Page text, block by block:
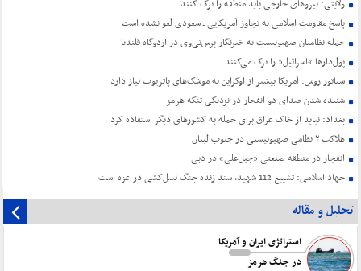
ولایتی: نیروهای خارجی باید منطقه را ترک کنند
پاسخ مقاومت اسلامی به تجاوز آمریکایی ـ سعودی لغو نشده است
حمله نظامیان صهیونیست به خبرنگار پرس‌تی‌وی در اردوگاه قلندیا
پول‌دارها “اسرائیل” را ترک می‌کنند
سناتور روس: آمریکا بیشتر از اوکراین به موشک‌های پاتریوت نیاز دارد
شنیده شدن صدای دو انفجار در نزدیکی تنگه هرمز
بغداد: نباید از خاک عراق برای حمله به کشورهای دیگر استفاده کرد
هلاکت ۲ نظامی صهیونیستی در جنوب لبنان
انفجار در منطقه صنعتی «جبل‌علی» در دبی
جهاد اسلامی: تشییع 112 شهید، سند زنده جنگ نسل‌کشی در غزه است
تحلیل و مقاله
استراتژی ایران و آمریکا
در جنگ هرمز